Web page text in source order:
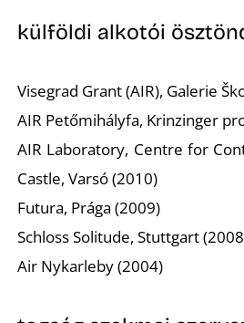
külföldi alkotói
Visegrad Grant (AIR), Galerie
AIR Petőmihályfa, Krinzinger
AIR Laboratory, Centre for
Castle, Varsó (2010)
Futura, Prága (2009)
Schloss Solitude, Stuttgart
Air Nykarleby (2004)